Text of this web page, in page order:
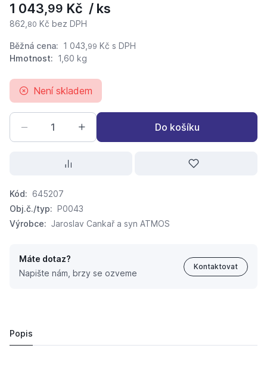
1 043,99 Kč / ks
862, 80 Kč bez DPH
Běžná cena: 1 043, 99 Kč s DPH
Hmotnost: 1,60 kg
Není skladem
Do košíku
Kód: 645207
Obj.č./typ: P0043
Výrobce: Jaroslav Cankař a syn ATMOS
Máte dotaz?
Napište nám, brzy se ozveme
Kontaktovat
Popis